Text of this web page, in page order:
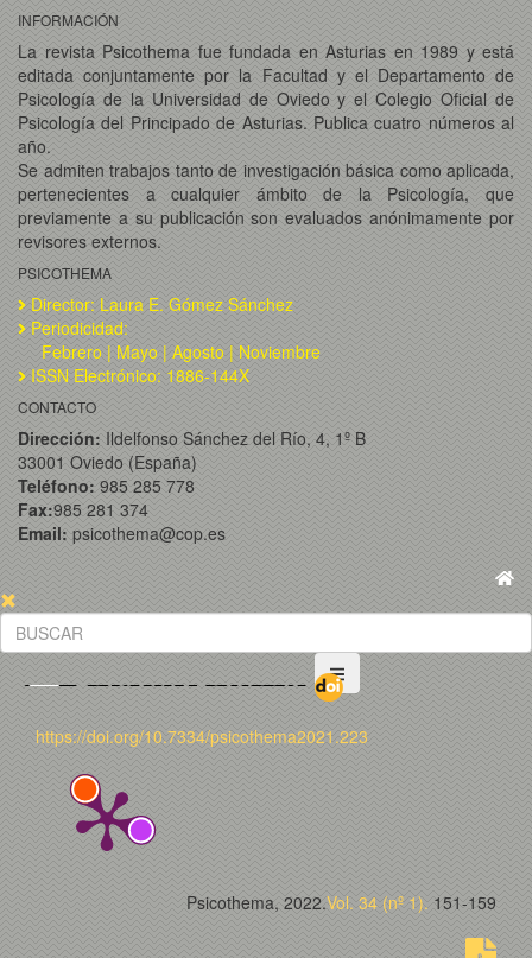
INFORMACIÓN
La revista Psicothema fue fundada en Asturias en 1989 y está
editada conjuntamente por la Facultad y el Departamento de
Psicología de la Universidad de Oviedo y el Colegio Oficial de
Psicología del Principado de Asturias. Publica cuatro números al
año.
Se admiten trabajos tanto de investigación básica como aplicada,
pertenecientes a cualquier ámbito de la Psicología, que
previamente a su publicación son evaluados anónimamente por
revisores externos.
PSICOTHEMA
Director: Laura E. Gómez Sánchez
Periodicidad:
Febrero | Mayo | Agosto | Noviembre
ISSN Electrónico: 1886-144X
CONTACTO
Dirección: Ildelfonso Sánchez del Río, 4, 1º B
33001 Oviedo (España)
Teléfono: 985 285 778
Fax:985 281 374
Email: psicothema@cop.es
https://doi.org/10.7334/psicothema2021.223
Psicothema, 2022.Vol. 34 (nº 1). 151-159